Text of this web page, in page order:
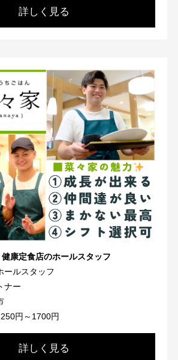
詳しく見る
康定食店のホールスタッフ
ールスタッフ
ナー
円～1700円
詳しく見る